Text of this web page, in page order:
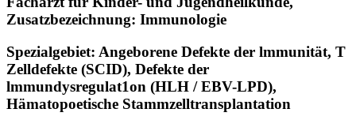
Zusatzbezeichnung: Immunologie
Spezialgebiet: Angeborene Defekte der lmmunität, T
Zelldefekte (SCID), Defekte der
lmmundysregulat1on (HLH / EBV-LPD),
Hämatopoetische Stammzelltransplantation